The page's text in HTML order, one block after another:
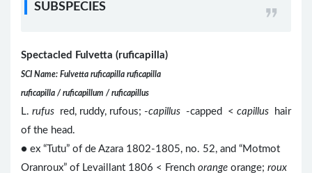
SUBSPECIES
Spectacled Fulvetta (ruficapilla)
SCI Name: Fulvetta ruficapilla ruficapilla
ruficapilla / ruficapillum / ruficapillus
L. rufus red, ruddy, rufous; -capillus -capped < capillus
hair
of the head.
● ex “Tutu” of de Azara 1802-1805, no. 52, and “Motmot
Oranroux” of Levaillant 1806 < French orange orange; roux